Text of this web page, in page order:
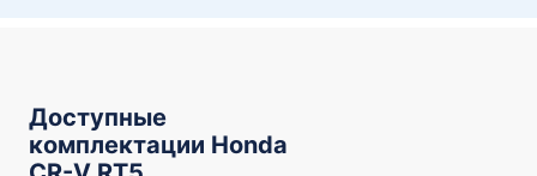
Доступные
комплектации Honda